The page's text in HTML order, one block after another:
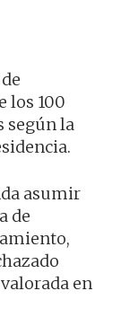
los 100
según la
asumir
de
en